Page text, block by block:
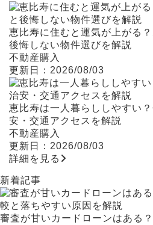
恵比寿に住むと運気が上がる
後悔しない物件選びを解説
不動産購入
更新日：2026/08/03
恵比寿は一人暮らししやすい
安・交通アクセスを解説
不動産購入
更新日：2026/08/03
詳細を見る
新着記事
審査が甘いカードローンはある